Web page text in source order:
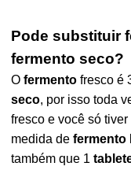
Pode substituir
fermento seco?
Ofermento fresco é
seco, por isso toda
fresco e você só
medida defermento
também que 1